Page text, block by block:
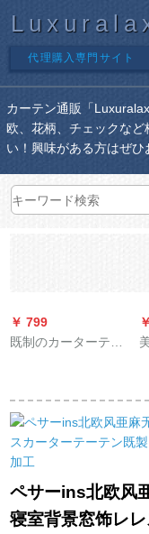
代理購入専門サイト
カーテン通販「
欧、花柄、チェックな
い！興味がある方はぜひ
￥ 799
既制のカーターテー
ョンプロシリーズシ
リーズシリーズシリ
ーズシリーズン半遮
光小カーターテータ
ーシリーズン寝室ベ
ルンダンジョン特价
クリープ青3.4枚*高
ペサーins北欧风
寝室背景窓饰レ